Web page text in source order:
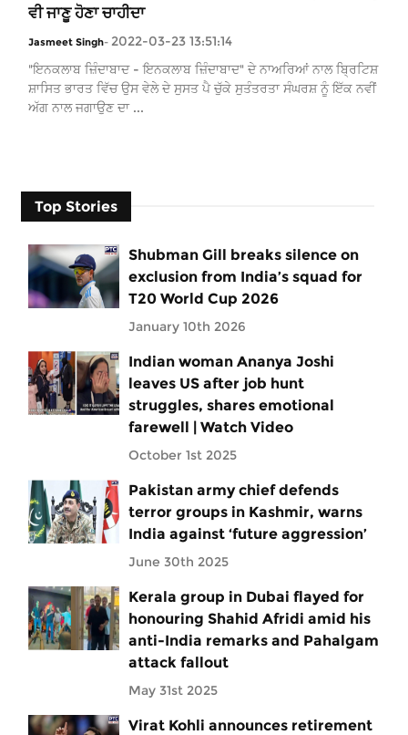
ਵੀ ਜਾਣੂ ਹੋਣਾ ਚਾਹੀਦਾ
Jasmeet Singh- 2022-03-23 13:51:14
"ਇਨਕਲਾਬ ਜ਼ਿੰਦਾਬਾਦ - ਇਨਕਲਾਬ ਜ਼ਿੰਦਾਬਾਦ" ਦੇ ਨਾਅਰਿਆਂ ਨਾਲ ਬ੍ਰਿਟਿਸ਼
ਸ਼ਾਸਿਤ ਭਾਰਤ ਵਿੱਚ ਉਸ ਵੇਲੇ ਦੇ ਸੁਸਤ ਪੈ ਚੁੱਕੇ ਸੁਤੰਤਰਤਾ ਸੰਘਰਸ਼ ਨੂੰ ਇੱਕ ਨਵੀਂ
ਅੱਗ ਨਾਲ ਜਗਾਉਣ ਦਾ ...
Top Stories
Shubman Gill breaks silence on
exclusion from India’s squad for
T20 World Cup 2026
January 10th 2026
Indian woman Ananya Joshi
leaves US after job hunt
struggles, shares emotional
farewell | Watch Video
October 1st 2025
Pakistan army chief defends
terror groups in Kashmir, warns
India against ‘future aggression’
June 30th 2025
Kerala group in Dubai flayed for
honouring Shahid Afridi amid his
anti-India remarks and Pahalgam
attack fallout
May 31st 2025
Virat Kohli announces retirement